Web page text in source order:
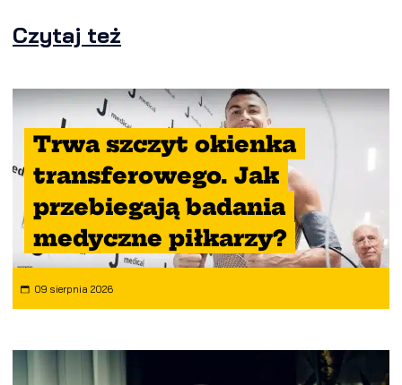
Czytaj też
Trwa szczyt okienka
transferowego. Jak
przebiegają badania
medyczne piłkarzy?
09 sierpnia 2026